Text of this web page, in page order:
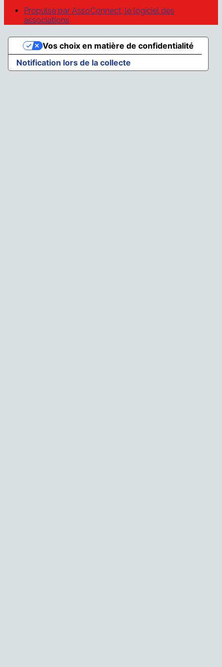
Propulsé par AssoConnect, le logiciel des
associations
Notification lors de la collecte
Vos choix en matière de confidentialité